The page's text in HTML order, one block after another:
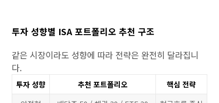
투자 성향별 ISA 포트폴리오 추천 구조
같은 시장이라도 성향에 따라 전략은 완전히 달라집니
다.
투자 성향 추천 포트폴리오
핵심 전략